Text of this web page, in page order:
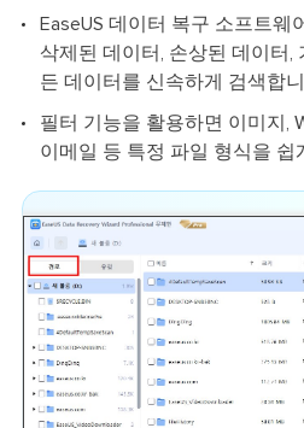
EaseUS 데이터 복구 소프트웨
삭제된 데이터, 손상된 데이터,
든 데이터를 신속하게 검색합
필터 기능을 활용하면 이미지,
이메일 등 특정 파일 형식을 쉽